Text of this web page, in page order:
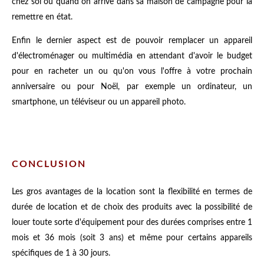
remettre en état.
Enfin le dernier aspect est de pouvoir remplacer un appareil
d'électroménager ou multimédia en attendant d'avoir le budget
pour en racheter un ou qu'on vous l'offre à votre prochain
anniversaire ou pour Noël, par exemple un ordinateur, un
smartphone, un téléviseur ou un appareil photo.
CONCLUSION
Les gros avantages de la location sont la flexibilité en termes de
durée de location et de choix des produits avec la possibilité de
louer toute sorte d'équipement pour des durées comprises entre 1
mois et 36 mois (soit 3 ans) et même pour certains appareils
spécifiques de 1 à 30 jours.